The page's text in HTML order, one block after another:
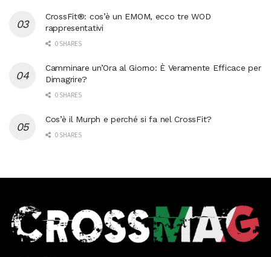
CrossFit®: cos’è un EMOM, ecco tre WOD
rappresentativi
0 SHARES
Camminare un’Ora al Giorno: È Veramente Efficace per
Dimagrire?
0 SHARES
Cos’è il Murph e perché si fa nel CrossFit?
0 SHARES